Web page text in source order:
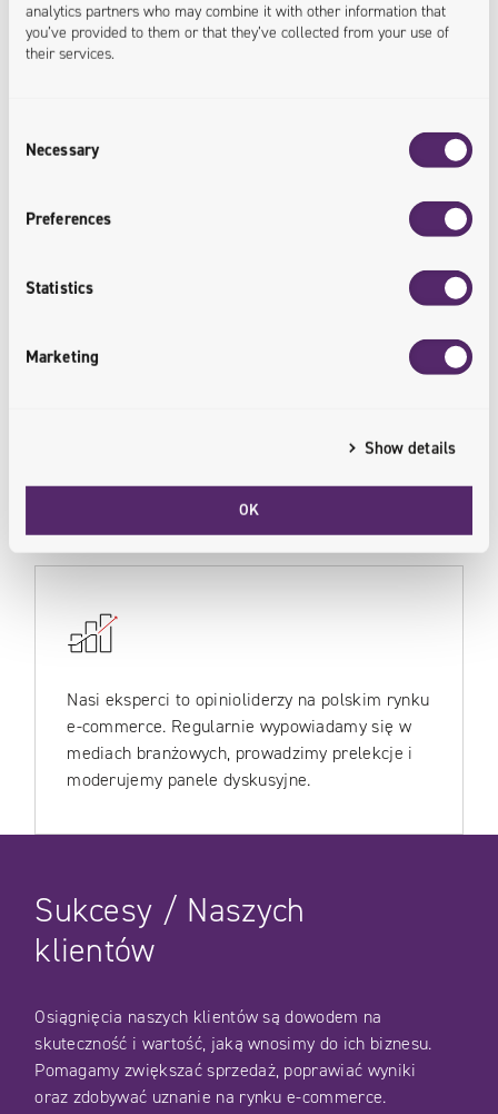
analytics partners who may combine it with other information that
you’ve provided to them or that they’ve collected from your use of
their services.
Selection
Necessary
Preferences
Statistics
Marketing
Show details
OK
Elastyczność w dostosowywaniu się do
specyfiki branży – wdrażaliśmy systemy PIM w
Jesteśmy dla naszych klientów partnerem a nie
tylko dostawcą. Z wieloma Klientami mamy
(>17 lat), Benefit Systems (>11 lat) oraz
Nasi eksperci to opinioliderzy na polskim rynku
e-commerce. Regularnie wypowiadamy się w
mediach branżowych, prowadzimy prelekcje i
moderujemy panele dyskusyjne.
Sukcesy / Naszych
klientów
Osiągnięcia naszych klientów są dowodem na
skuteczność i wartość, jaką wnosimy do ich biznesu.
Pomagamy zwiększać sprzedaż, poprawiać wyniki
oraz zdobywać uznanie na rynku e-commerce.